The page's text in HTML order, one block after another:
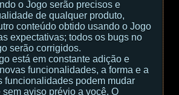
o Jogo serão precisos e
de qualquer produto,
conteúdo obtido usando o Jogo
expectativas; todos os bugs no
serão corrigidos.
está em constante adição e
funcionalidades, a forma e a
funcionalidades podem mudar
aviso prévio a você. O